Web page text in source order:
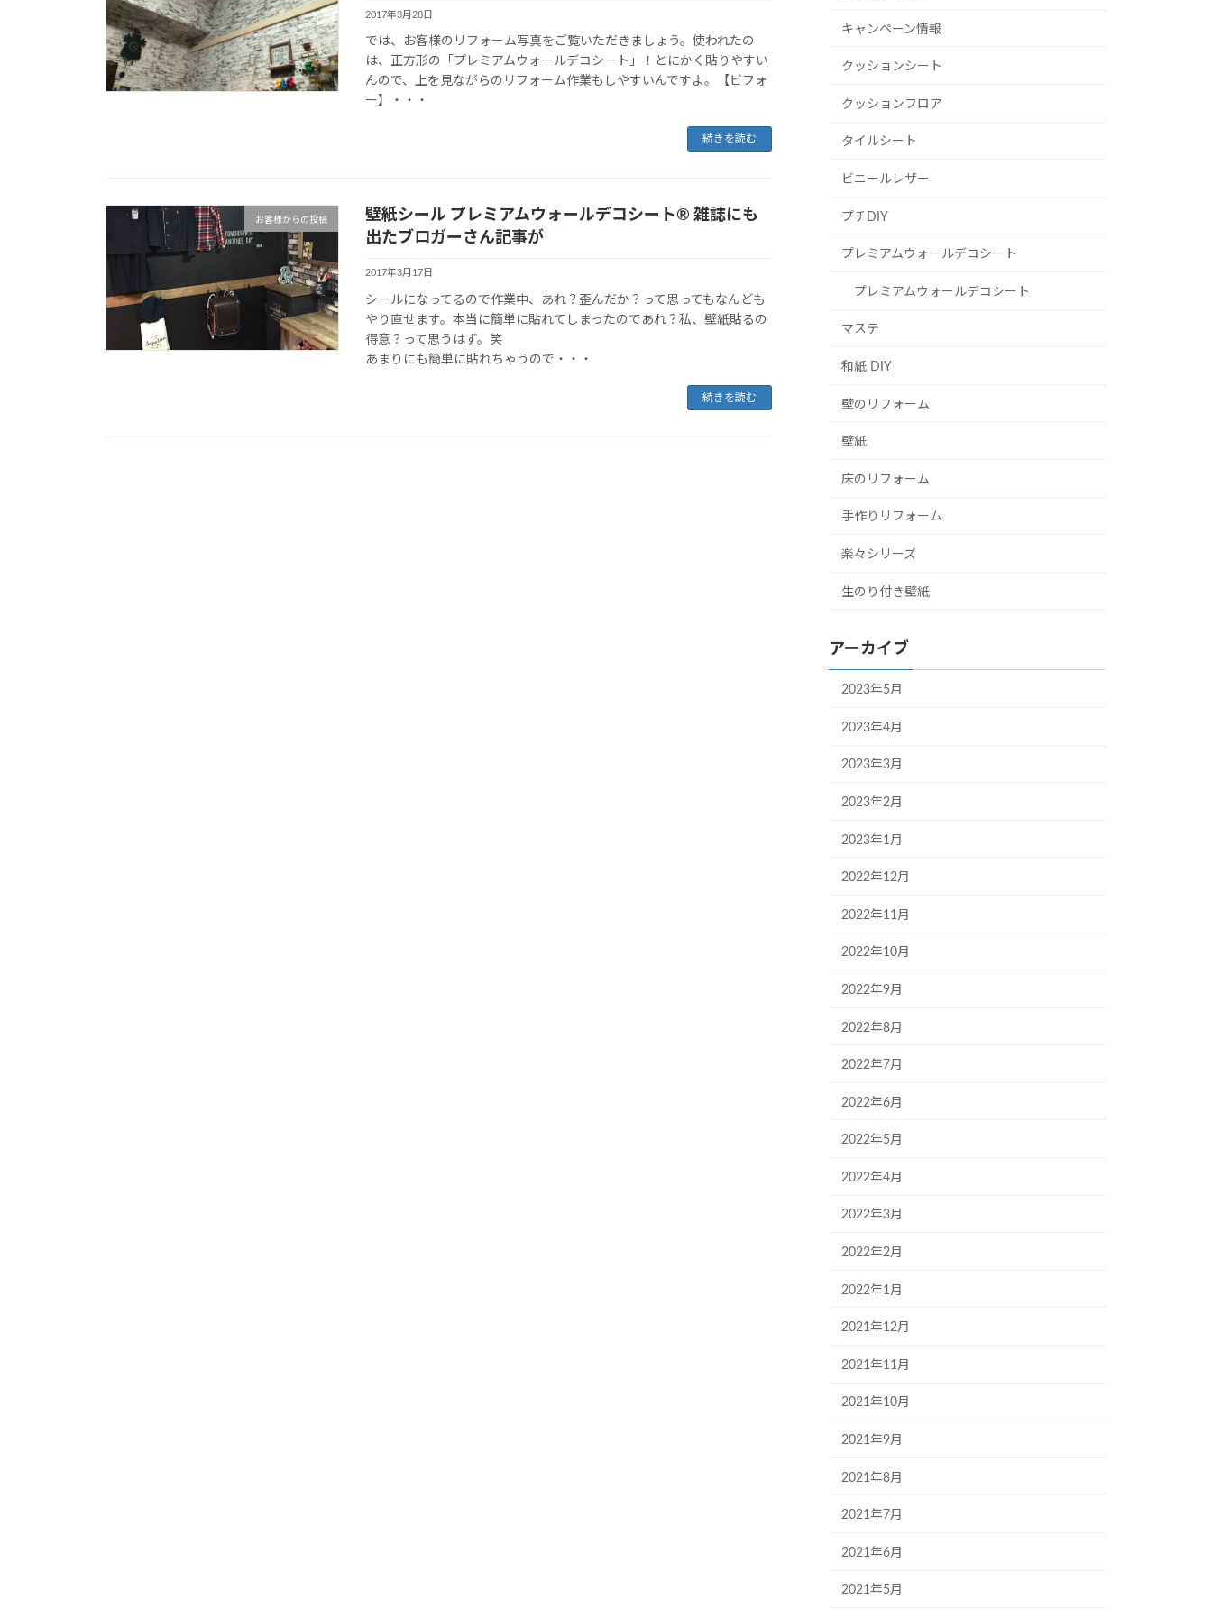
2017年3月28日
では、お客様のリフォーム写真をご覧いただきましょう。使われたの
は、正方形の「プレミアムウォールデコシート」！とにかく貼りやすい
んので、上を見ながらのリフォーム作業もしやすいんですよ。【ビフォ
ー】・・・
続きを読む
お客様からの投稿
壁紙シール プレミアムウォールデコシート® 雑誌にも
出たブロガーさん記事が
2017年3月17日
シールになってるので作業中、あれ？歪んだか？って思ってもなんども
やり直せます。本当に簡単に貼れてしまったのであれ？私、壁紙貼るの
得意？って思うはず。笑
あまりにも簡単に貼れちゃうので・・・
続きを読む
キャンペーン情報
クッションシート
クッションフロア
タイルシート
ビニールレザー
プチDIY
プレミアムウォールデコシート
プレミアムウォールデコシート
マステ
和紙 DIY
壁のリフォーム
壁紙
床のリフォーム
手作りリフォーム
楽々シリーズ
生のり付き壁紙
アーカイブ
2023年5月
2023年4月
2023年3月
2023年2月
2023年1月
2022年12月
2022年11月
2022年10月
2022年9月
2022年8月
2022年7月
2022年6月
2022年5月
2022年4月
2022年3月
2022年2月
2022年1月
2021年12月
2021年11月
2021年10月
2021年9月
2021年8月
2021年7月
2021年6月
2021年5月